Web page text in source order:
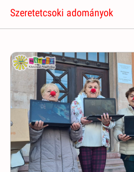
Szeretetcsoki adományok